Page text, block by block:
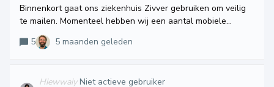
Binnenkort gaat ons ziekenhuis Zivver gebruiken om veilig
te mailen. Momenteel hebben wij een aantal mobiele
meldingstypen die door patiënten gebruikt kunnen worden
om een melding te doen. Vanuit de workflow en de
5 5 maanden geleden
Hiewwaiy Niet actieve gebruiker